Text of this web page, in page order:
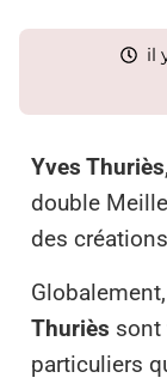
il
Yves Thuriès
double
des
Thuriès sont
particuliers